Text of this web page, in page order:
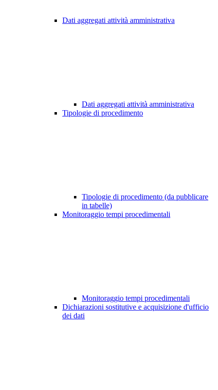
Dati aggregati attività amministrativa
Dati aggregati attività amministrativa
Tipologie di procedimento
Tipologie di procedimento (da pubblicare
in tabelle)
Monitoraggio tempi procedimentali
Monitoraggio tempi procedimentali
Dichiarazioni sostitutive e acquisizione d'ufficio
dei dati